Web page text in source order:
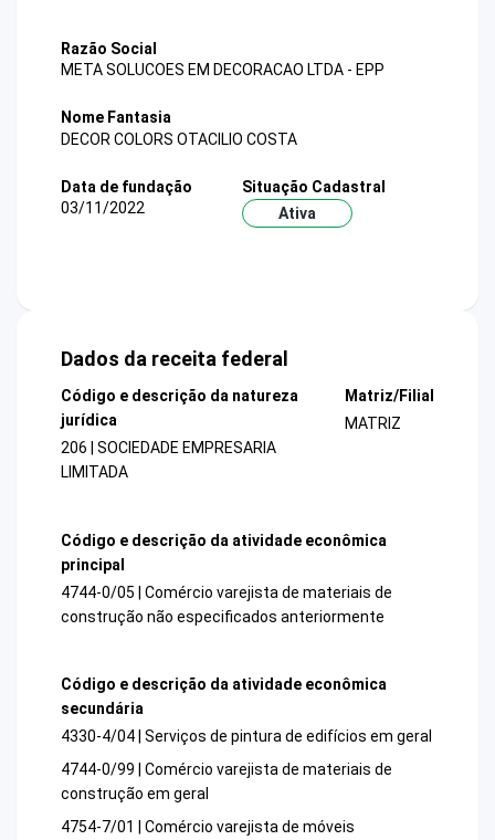
Razão Social
META SOLUCOES EM DECORACAO LTDA - EPP
Nome Fantasia
DECOR COLORS OTACILIO COSTA
Data de fundação
03/11/2022
Situação Cadastral
Ativa
Dados da receita federal
Código e descrição da natureza
jurídica
206 | SOCIEDADE EMPRESARIA
LIMITADA
Matriz/Filial
MATRIZ
Código e descrição da atividade econômica
principal
4744-0/05 | Comércio varejista de materiais de
construção não especificados anteriormente
Código e descrição da atividade econômica
secundária
4330-4/04 | Serviços de pintura de edifícios em geral
4744-0/99 | Comércio varejista de materiais de
construção em geral
4754-7/01 | Comércio varejista de móveis